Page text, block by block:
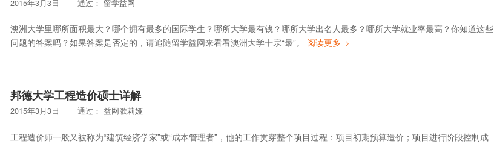
2015年3月3日 通过： 留学益网
澳洲大学里哪所面积最大？哪个拥有最多的国际学生？哪所大学最有钱？哪所大学出名人最多？哪所大学就业率最高？你知道这些
问题的答案吗？如果答案是否定的，请追随留学益网来看看澳洲大学十宗“最”。 阅读更多
邦德大学工程造价硕士详解
2015年3月3日 通过： 益网歌莉娅
工程造价师一般又被称为“建筑经济学家”或“成本管理者”，他的工作贯穿整个项目过程：项目初期预算造价；项目进行阶段控制成